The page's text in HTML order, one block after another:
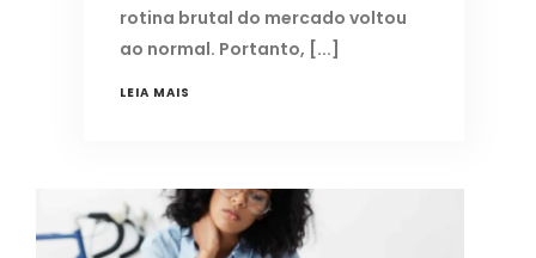
rotina brutal do mercado voltou
ao normal. Portanto,
LEIA MAIS